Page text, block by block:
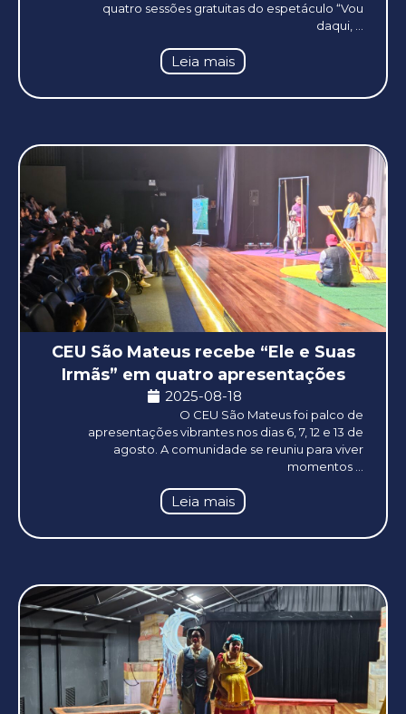
quatro sessões gratuitas do espetáculo “Vou
daqui, ...
Leia mais
CEU São Mateus recebe “Ele e Suas
Irmãs” em quatro apresentações
2025-08-18
O CEU São Mateus foi palco de
apresentações vibrantes nos dias 6, 7, 12 e 13 de
agosto. A comunidade se reuniu para viver
momentos ...
Leia mais